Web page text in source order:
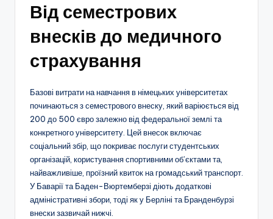
Від семестрових
внесків до медичного
страхування
Базові витрати на навчання в німецьких університетах
починаються з семестрового внеску, який варіюється від
200 до 500 євро залежно від федеральної землі та
конкретного університету. Цей внесок включає
соціальний збір, що покриває послуги студентських
організацій, користування спортивними об’єктами та,
найважливіше, проїзний квиток на громадський транспорт.
У Баварії та Баден-Вюртемберзі діють додаткові
адміністративні збори, тоді як у Берліні та Бранденбурзі
внески зазвичай нижчі.